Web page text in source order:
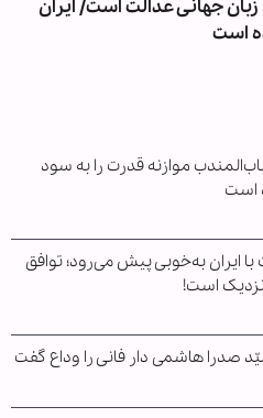
زبان جهانی عدالت است/ ایران
است
موازنه قدرت را به سود
است
با ایران به‌خوبی پیش می‌رود؛ توافق
نزدیک است!
صدرا هاشمی دار فانی را وداع گفت